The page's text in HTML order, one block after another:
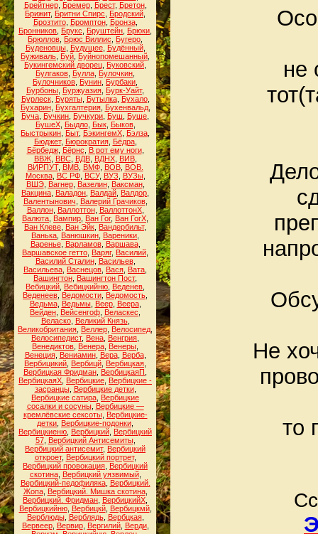
Брейтнер, Бремер, Брест, Бретон,
Брижит, Бритни Спирс Бродский
Брозтито, Бромптон, Бронза,
Бронников Брукс Бруштейн Брюки
Брюллов Брюс Виллис Бугеро
Буденовцы, Будущее, Будённый,
Буживаль Буй Буйнопомешанный
Букингемский дворец Буковский
Булгаков Булла Булочкин
Булочников Бунин Бурбаки
Бурбоны Буржуазия Бурк-Уайт,
Бурлеск, Буряты, Бутылка, Бухало,
Бухарин, Бухгалтерия, Бухенвальд,
Буча Бучкин Бучкури Буш Буше
БушеХ, Быдло, Бык, Быков,
Быстрыкин Быт, БэкингемХ Бэлза
Бюджет, Бюрократия, Бёдра,
Бёрбедж, Бёрнс В рот ему ноги,
ВВЖ, ВВС, ВДВ, ВДНХ, ВИВ,
ВИРПУТ, ВМВ, ВМФ, ВОВ, ВОВ.
Москва, ВС РФ, ВСУ, ВУЗ ВУЗы,
ВШЭ, Вагнер, Вазелин, Ваксман,
Вакцина Валадон Валдай Валдор
Валентынович
Валерий Грачиков,
Валлон, Валлоттон, ВаллоттонХ,
Валюта Вампир Ван Гог, Ван ГогХ
Ван Клеве Ван Эйк Вандербильт,
Ванька Ванюшкин Вареники
Варенье, Варламов, Варшава,
Варшавское гетто Варяг, Василий
Василий Сталин, Васильев,
Васильева Васнецов Вася Вата
Вашингтон Вашингтон Пост,
Вебицкий Вебицкийню Веденев
Веденеев Ведомости Ведомость
Ведьма, Ведьмы, Веер, Веера,
Вейден Вейсенгоф Веласкес
Веласко, Великий Князь,
Великобритания Веллер Велосипед
Велосипедист, Вена Венгрия
Венедиктов Венера Венеры
Венеция, Вениамин, Вера, Верба,
Вербицикий Вербицй Вербицкая
Вербицкая Фридман ВербицкаяП
ВербицкаяХ Вербицкие Вербицкие -
засранцы, Вербицкие детки,
Вербицкие сатира Вербицкие
сосалки и сосуны, Вербицкие —
кремлёвские сексоты, Вербицкие-
детки Вербицкие-подонки
Вербицкиеню Вербицкий Вербицкий
57, Вербицкий Антисемиты,
Вербицкий антисемит, Вербицкий
откроет, Вербицкий портрет,
Вербицкий провокация Вербицкий
скотина, Вербицкий уязвимый,
Вербицкий-педофиляка, Вербицкий.
Жопа, Вербицкий. Мишка скотина,
Вербицкий. Фридман ВербицкийХ
Вербицкийню, Вербицкй, Вербицкмй,
Верблюды, Верблядь, Вербцкая,
Вервеер, Вервир, Вергилий, Верди,
не
Не
то